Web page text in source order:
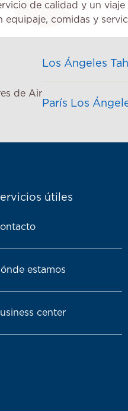
de calidad y un
equipaje, comidas y
de Air
Los Ángeles
París Los
útiles
estamos
center